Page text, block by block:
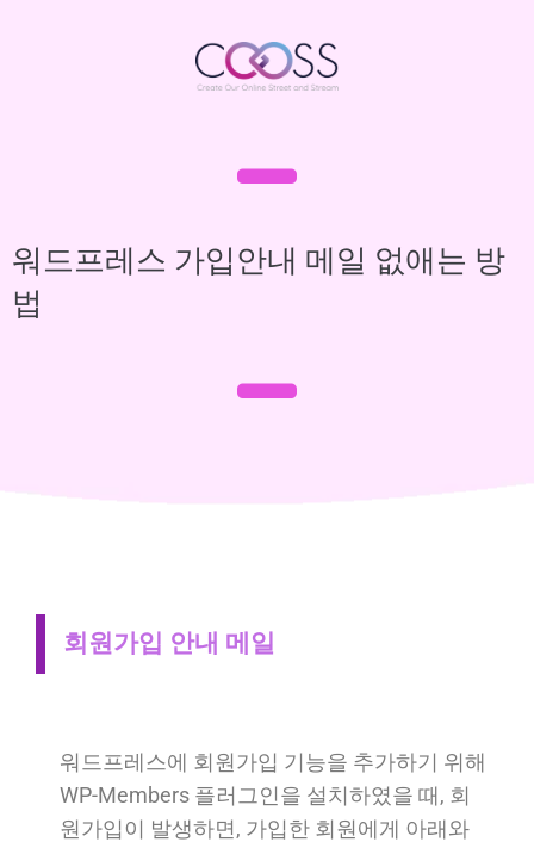
워드프레스 가입안내 메일 없애는 방
법
회원가입 안내 메일
워드프레스에 회원가입 기능을 추가하기 위해
WP-Members 플러그인을 설치하였을 때, 회
원가입이 발생하면, 가입한 회원에게 아래와